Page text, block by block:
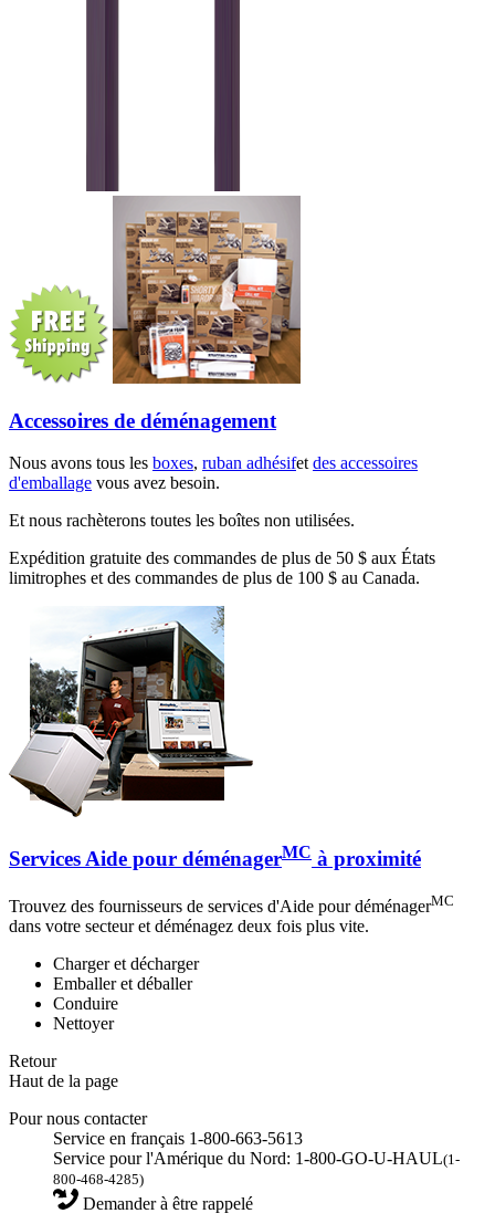
Accessoires de déménagement
Nous avons tous les boxes, ruban adhésifetdes accessoires
d'emballage vous avez besoin.
Et nous rachèterons toutes les boîtes non utilisées.
Expédition gratuite des commandes de plus de 50 $ aux États
limitrophes et des commandes de plus de 100 $ au Canada.
Services Aide pour déménagerMC à proximité
Trouvez des fournisseurs de services d'Aide pour déménagerMC
dans votre secteur et déménagez deux fois plus vite.
Charger et décharger
Emballer et déballer
Conduire
Nettoyer
Retour
Haut de la page
Pour nous contacter
Service en français 1-800-663-5613
Service pour l'Amérique du Nord: 1-800-GO-U-HAUL(1-
800-468-4285)
Demander à être rappelé